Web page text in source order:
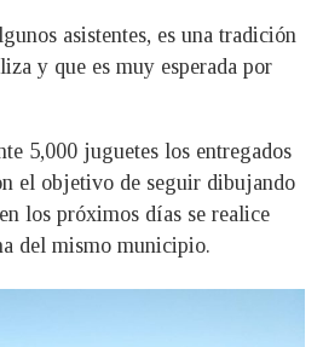
asistentes, es una tradición
y que es muy esperada por
5,000 juguetes los entregados
el objetivo de seguir dibujando
los próximos días se realice
del mismo municipio.